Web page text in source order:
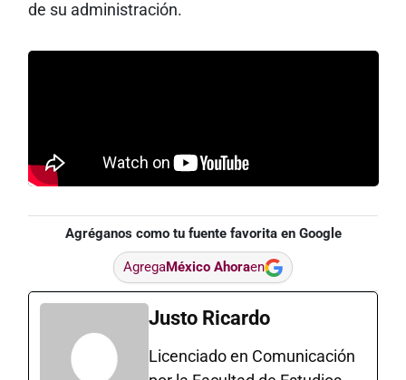
de su administración.
Agréganos como tu fuente favorita en Google
AgregaMéxico Ahoraen
Justo Ricardo
Licenciado en Comunicación